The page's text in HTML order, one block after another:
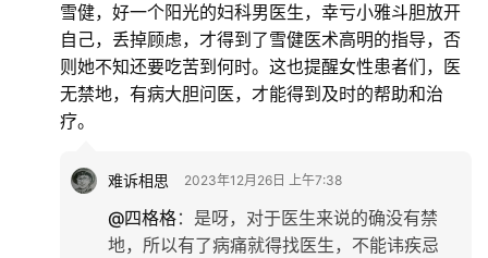
雪健，好一个阳光的妇科男医生，幸亏小雅斗胆放开
自己，丢掉顾虑，才得到了雪健医术高明的指导，否
则她不知还要吃苦到何时。这也提醒女性患者们，医
无禁地，有病大胆问医，才能得到及时的帮助和治
疗。
难诉相思 2023年12月26日 上午7:38
@四格格： 是呀，对于医生来说的确没有禁
地，所以有了病痛就得找医生，不能讳疾忌